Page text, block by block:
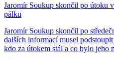
Jaromír Soukup skončil po útoku
pálku
Jaromír Soukup skončil po
dalších informací musel
kdo za útokem stál a co bylo jeho